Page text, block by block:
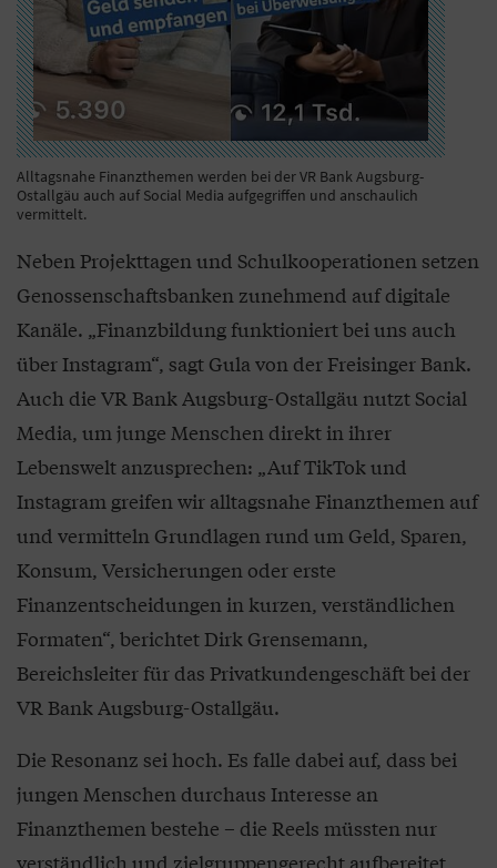
Alltagsnahe Finanzthemen werden bei der VR Bank Augsburg-
Ostallgäu auch auf Social Media aufgegriffen und anschaulich
vermittelt.
Neben Projekttagen und Schulkooperationen setzen
Genossenschaftsbanken zunehmend auf digitale
Kanäle. „Finanzbildung funktioniert bei uns auch
über Instagram“, sagt Gula von der Freisinger Bank.
Auch die VR Bank Augsburg-Ostallgäu nutzt Social
Media, um junge Menschen direkt in ihrer
Lebenswelt anzusprechen: „Auf TikTok und
Instagram greifen wir alltagsnahe Finanzthemen auf
und vermitteln Grundlagen rund um Geld, Sparen,
Konsum, Versicherungen oder erste
Finanzentscheidungen in kurzen, verständlichen
Formaten“, berichtet Dirk Grensemann,
Bereichsleiter für das Privatkundengeschäft bei der
VR Bank Augsburg-Ostallgäu.
Die Resonanz sei hoch. Es falle dabei auf, dass bei
jungen Menschen durchaus Interesse an
Finanzthemen bestehe – die Reels müssten nur
verständlich und zielgruppengerecht aufbereitet